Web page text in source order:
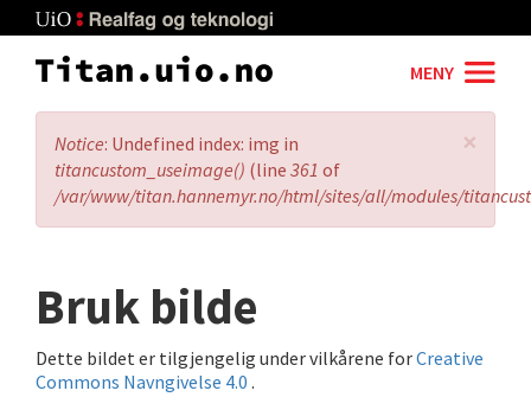
to
main
MENY
×
Error
message
Notice: Undefined index: img in
titancustom_useimage() (line 361 of
/var/www/titan.hannemyr.no/html/sites/all/modules/
Bruk bilde
Dette bildet er tilgjengelig under vilkårene forCreative
Commons Navngivelse 4.0 .